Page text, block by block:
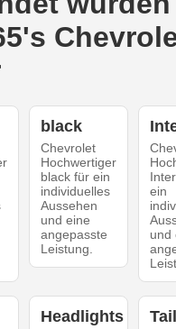
black
Chevrolet
Hochwertiger
black für ein
individuelles
Aussehen
und eine
angepasste
Leistung.
ein
und
Headlights